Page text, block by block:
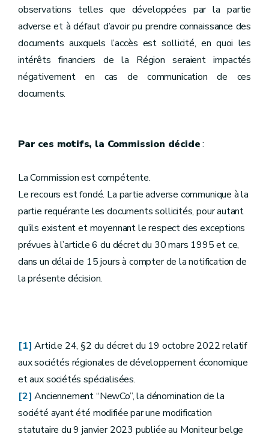
observations telles que développées par la partie
adverse et à défaut d’avoir pu prendre connaissance des
documents auxquels l’accès est sollicité, en quoi les
intérêts financiers de la Région seraient impactés
négativement en cas de communication de ces
documents.
Par ces motifs, la Commission décide:
La Commission est compétente.
Le recours est fondé. La partie adverse communique à la
partie requérante les documents sollicités, pour autant
qu’ils existent et moyennant le respect des exceptions
prévues à l’article 6 du décret du 30 mars 1995 et ce,
dans un délai de 15 jours à compter de la notification de
la présente décision.
[1] Article 24, §2 du décret du 19 octobre 2022 relatif
aux sociétés régionales de développement économique
et aux sociétés spécialisées.
[2] Anciennement “NewCo”, la dénomination de la
société ayant été modifiée par une modification
statutaire du 9 janvier 2023 publiée au Moniteur belge